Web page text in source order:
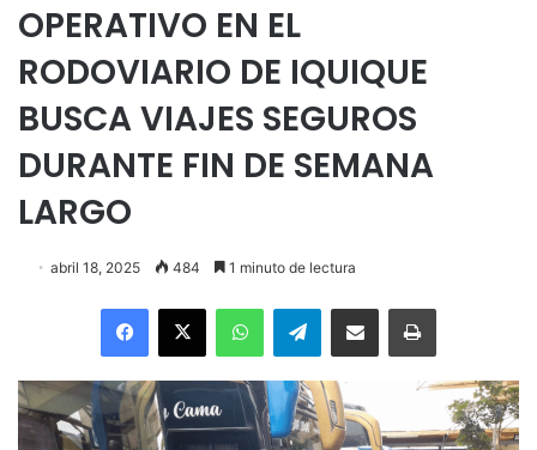
OPERATIVO EN EL
RODOVIARIO DE IQUIQUE
BUSCA VIAJES SEGUROS
DURANTE FIN DE SEMANA
LARGO
abril 18, 2025 484 1 minuto de lectura
Facebook
X WhatsAppTelegramEnviar vía email Imprimir